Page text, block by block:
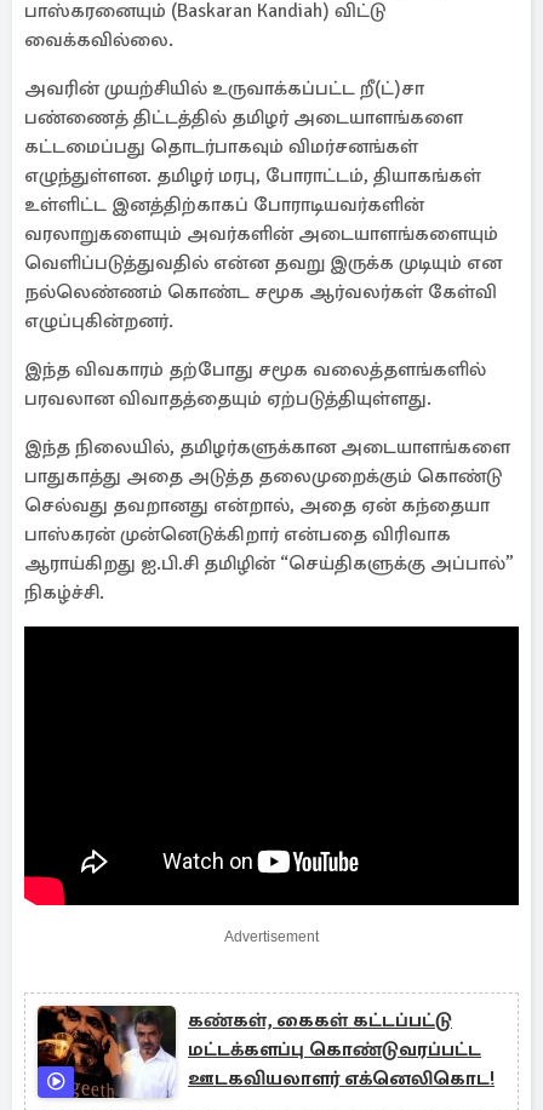
பாஸ்கரனையும் (Baskaran Kandiah) விட்டு
வைக்கவில்லை.
அவரின் முயற்சியில் உருவாக்கப்பட்ட றீ(ட்)சா
பண்ணைத் திட்டத்தில் தமிழர் அடையாளங்களை
கட்டமைப்பது தொடர்பாகவும் விமர்சனங்கள்
எழுந்துள்ளன. தமிழர் மரபு, போராட்டம், தியாகங்கள்
உள்ளிட்ட இனத்திற்காகப் போராடியவர்களின்
வரலாறுகளையும் அவர்களின் அடையாளங்களையும்
வெளிப்படுத்துவதில் என்ன தவறு இருக்க முடியும் என
நல்லெண்ணம் கொண்ட சமூக ஆர்வலர்கள் கேள்வி
எழுப்புகின்றனர்.
இந்த விவகாரம் தற்போது சமூக வலைத்தளங்களில்
பரவலான விவாதத்தையும் ஏற்படுத்தியுள்ளது.
இந்த நிலையில், தமிழர்களுக்கான அடையாளங்களை
பாதுகாத்து அதை அடுத்த தலைமுறைக்கும் கொண்டு
செல்வது தவறானது என்றால், அதை ஏன் கந்தையா
பாஸ்கரன் முன்னெடுக்கிறார் என்பதை விரிவாக
ஆராய்கிறது ஐ.பி.சி தமிழின் “செய்திகளுக்கு அப்பால்”
நிகழ்ச்சி.
Advertisement
கண்கள், கைகள் கட்டப்பட்டு
மட்டக்களப்பு கொண்டுவரப்பட்ட
ஊடகவியலாளர் எக்னெலிகொட!